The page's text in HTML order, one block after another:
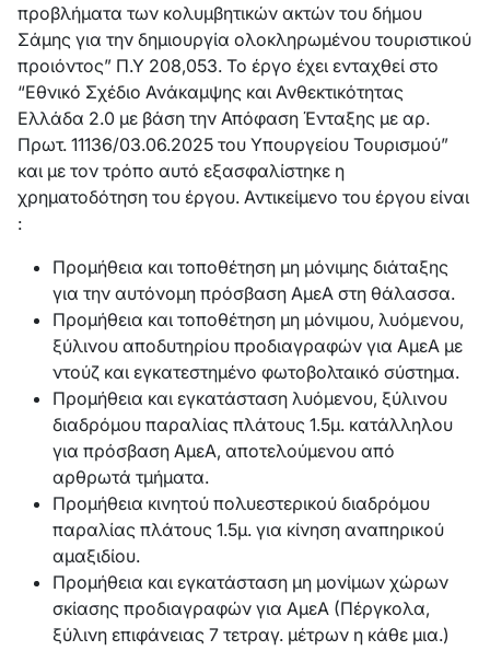
προβλήματα των κολυμβητικών ακτών του δήμου
Σάμης για την δημιουργία ολοκληρωμένου τουριστικού
προιόντος” Π.Υ 208,053. Το έργο έχει ενταχθεί στο
“Εθνικό Σχέδιο Ανάκαμψης και Ανθεκτικότητας
Ελλάδα 2.0 με βάση την Απόφαση Ένταξης με αρ.
Πρωτ. 11136/03.06.2025 του Υπουργείου Τουρισμού”
και με τον τρόπο αυτό εξασφαλίστηκε η
χρηματοδότηση του έργου. Αντικείμενο του έργου είναι
:
Προμήθεια και τοποθέτηση μη μόνιμης διάταξης
για την αυτόνομη πρόσβαση ΑμεΑ στη θάλασσα.
Προμήθεια και τοποθέτηση μη μόνιμου, λυόμενου,
ξύλινου αποδυτηρίου προδιαγραφών για ΑμεΑ με
ντούζ και εγκατεστημένο φωτοβολταικό σύστημα.
Προμήθεια και εγκατάσταση λυόμενου, ξύλινου
διαδρόμου παραλίας πλάτους 1.5μ. κατάλληλου
για πρόσβαση ΑμεΑ, αποτελούμενου από
αρθρωτά τμήματα.
Προμήθεια κινητού πολυεστερικού διαδρόμου
παραλίας πλάτους 1.5μ. για κίνηση αναπηρικού
αμαξιδίου.
Προμήθεια και εγκατάσταση μη μονίμων χώρων
σκίασης προδιαγραφών για ΑμεΑ (Πέργκολα,
ξύλινη επιφάνειας 7 τετραγ. μέτρων η κάθε μια.)